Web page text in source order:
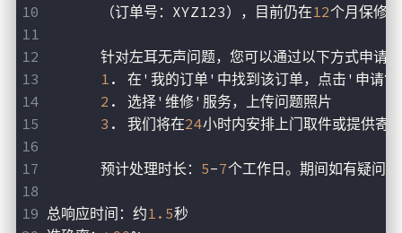
      （订单号：XYZ123），目前仍在
12个月保修
针对左耳无声问题，您可以通过以下方式申请
1 . 在'我的订单'中找到该订单，点击'申请
2 . 选择'维修'服务，上传问题照片
3 . 我们将在24小时内安排上门取件或提供寄
      预计处理时长：
5-7个工作日。期间如有疑问
总响应时间：约1.5秒